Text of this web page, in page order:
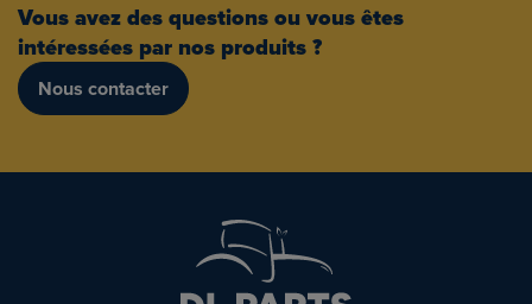
Vous avez des questions ou vous êtes
intéressées par nos produits ?
Nous contacter